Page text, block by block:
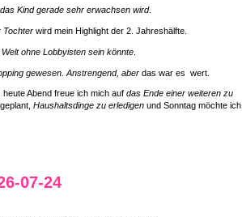
Kind gerade sehr erwachsen wird.
Tochter wird mein Highlight der 2. Jahreshälfte.
ohne Lobbyisten sein könnte
gewesen. Anstrengend, aber das war es wert.
Abend freue ich mich auf das Ende einer weiteren zu
Haushaltsdinge zu erledigen und Sonntag möchte ich
07-24